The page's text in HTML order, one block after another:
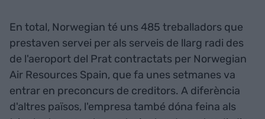
En total, Norwegian té uns 485 treballadors que
prestaven servei per als serveis de llarg radi des
de l'aeroport del Prat contractats per Norwegian
Air Resources Spain, que fa unes setmanes va
entrar en preconcurs de creditors. A diferència
d'altres països, l'empresa també dóna feina als